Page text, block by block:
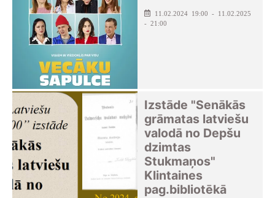
11.02.2024 19:00 - 11.02.2025
- 21:00
Izstāde "Senākās
grāmatas latviešu
valodā no Depšu
dzimtas
Stukmaņos"
Klintaines
pag.bibliotēkā